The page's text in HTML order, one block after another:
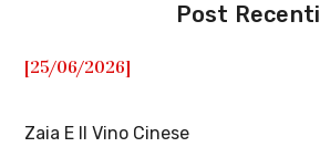
Post Recenti
[25/06/2026]
Zaia E Il Vino Cinese